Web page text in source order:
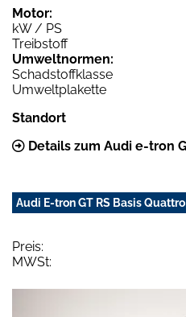
Motor:
kW / PS
Treibstoff
Umweltnormen:
Schadstoffklasse
Umweltplakette
Standort
Details zum Audi e-tron
Audi E-tron GT RS Basis
Preis:
MWSt: